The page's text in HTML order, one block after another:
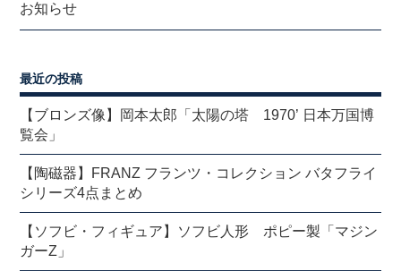
お知らせ
最近の投稿
【ブロンズ像】岡本太郎「太陽の塔 1970’ 日本万国博
覧会」
【陶磁器】FRANZ フランツ・コレクション バタフライ
シリーズ4点まとめ
【ソフビ・フィギュア】ソフビ人形 ポピー製「マジン
ガーZ」